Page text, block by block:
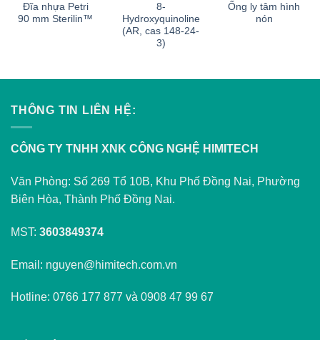
Đĩa nhựa Petri
90 mm Sterilin™
8-
Hydroxyquinoline
(AR, cas 148-24-
3)
Ống ly tâm hình
nón
THÔNG TIN LIÊN HỆ:
CÔNG TY TNHH XNK CÔNG NGHỆ HIMITECH
Văn Phòng: Số 269 Tổ 10B, Khu Phố Đồng Nai, Phường
Biên Hòa, Thành Phố Đồng Nai.
MST: 3603849374
Email: nguyen@himitech.com.vn
Hotline: 0766 177 877 và 0908 47 99 67